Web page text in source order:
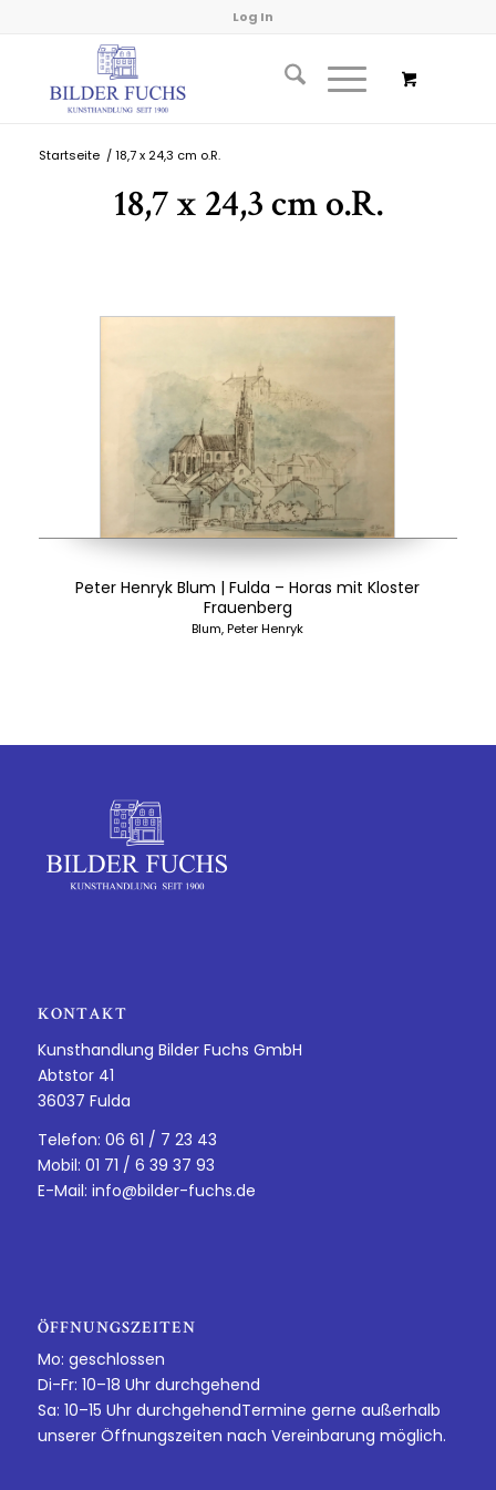
Log In
Startseite / 18,7 x 24,3 cm o.R.
18,7 x 24,3 cm o.R.
Peter Henryk Blum | Fulda – Horas mit Kloster
Frauenberg
Blum, Peter Henryk
KONTAKT
Kunsthandlung Bilder Fuchs GmbH
Abtstor 41
36037 Fulda
Telefon: 06 61 / 7 23 43
Mobil: 01 71 / 6 39 37 93
E-Mail: info@bilder-fuchs.de
ÖFFNUNGSZEITEN
Mo: geschlossen
Di-Fr: 10–18 Uhr durchgehend
Sa: 10–15 Uhr durchgehendTermine gerne außerhalb
unserer Öffnungszeiten nach Vereinbarung möglich.